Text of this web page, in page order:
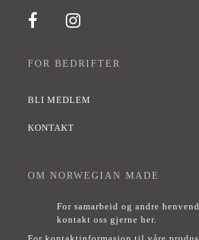
FOR BEDRIFTER
BLI MEDLEM
KONTAKT
OM NORWEGIAN MADE
For samarbeid og andre
kontakt oss gjerne her.